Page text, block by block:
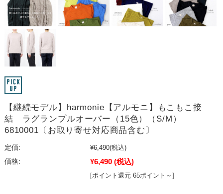
【継続モデル】harmonie【アルモニ】もこもこ接
結 ラグランプルオーバー（15色）（S/M）
6810001〔お取り寄せ対応商品含む〕
定価: ¥6,490(税込)
価格:
¥6,490 (税込)
[ポイント還元 65ポイント～]